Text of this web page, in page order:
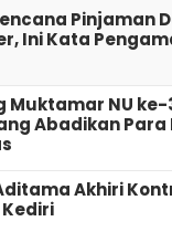
Pinjaman
Ini Kata
Muktamar NU ke-
Abadikan
Akhiri
Kediri